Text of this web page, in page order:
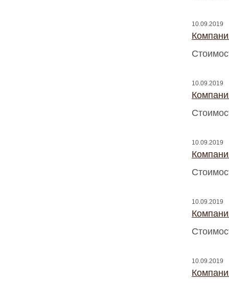
10.09.2019
10.09.2019
10.09.2019
10.09.2019
10.09.2019